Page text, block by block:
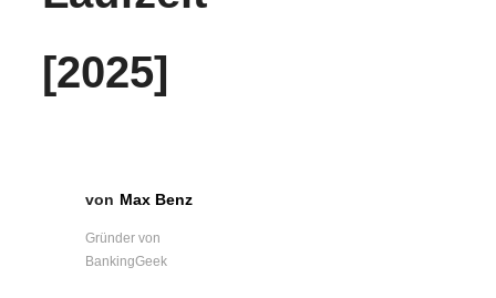
[2025]
Max Benz
Gründer von
BankingGeek